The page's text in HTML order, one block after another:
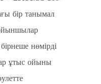
бір танымал
нөмірді
ұтыс ойыны